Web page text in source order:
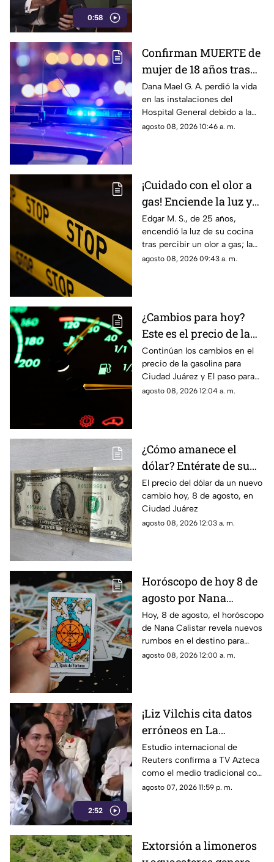
0:58
Gobierno Federal.
Confirman MUERTE de
mujer de 18 años tras
ser atropellada en
Ciudad Juárez
Dana Mael G. A. perdió la vida
en las instalaciones del
Hospital General debido a la
gravedad de las lesiones
agosto 08, 2026 10:46 a. m.
¡Cuidado con el olor a
gas! Enciende la luz y
genera explosión en
vivienda de Ciudad
Juárez
Edgar M. S., de 25 años,
encendió la luz de su cocina
tras percibir un olor a gas; la
chispante detonación le
agosto 08, 2026 09:43 a. m.
¿Cambios para hoy?
Este es el precio de la
gasolina para Ciudad
Juárez y El Paso
Continúan los cambios en el
precio de la gasolina para
Ciudad Juárez y El paso para
hoy, 8 de agosto
agosto 08, 2026 12:04 a. m.
¿Cómo amanece el
dólar? Entérate de su
precio hoy, 8 de agosto,
en Ciudad Juárez
El precio del dólar da un nuevo
cambio hoy, 8 de agosto, en
Ciudad Juárez
agosto 08, 2026 12:03 a. m.
Horóscopo de hoy 8 de
agosto por Nana
Calistar: ¿Qué te depara
el destino este sábado?
Hoy, 8 de agosto, el horóscopo
de Nana Calistar revela nuevos
rumbos en el destino para
estos signos
agosto 08, 2026 12:00 a. m.
2:52
¡Liz Vilchis cita datos
erróneos en La
Mañanera: Estudio de
Reuters confirma
liderazgo de TV Azteca
en alcance y
Estudio internacional de
Reuters confirma a TV Azteca
como el medio tradicional con
mayor alcance y credibilidad
agosto 07, 2026 11:59 p. m.
Extorsión a limoneros